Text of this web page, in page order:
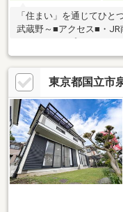
「住まい」を通じてひと
武蔵野～■アクセス■・JR
用されています。・全居
設備■・トイレは温水洗
機能が搭載されています
徒歩7分。・西友府中四
2026年5月完了済み。・
どの水廻り設備交換。・
換。・外壁・屋根塗装など
東京都国立市